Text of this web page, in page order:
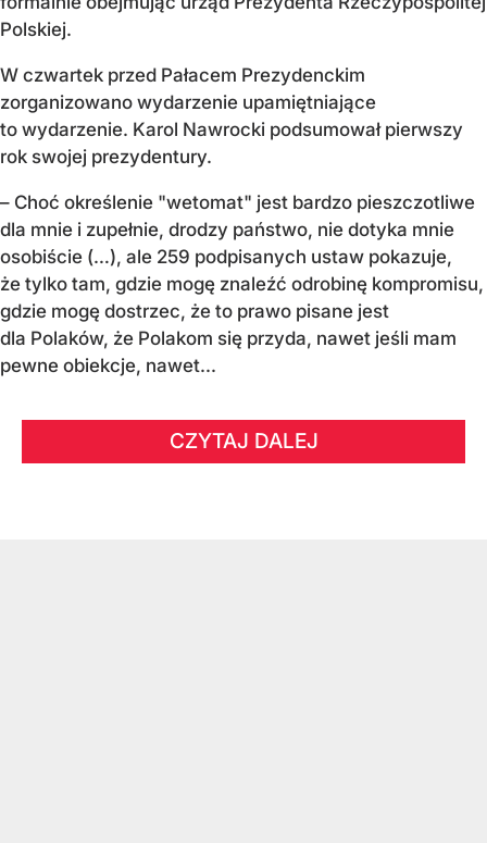
Polskiej.
W czwartek przed Pałacem Prezydenckim
zorganizowano wydarzenie upamiętniające
to wydarzenie. Karol Nawrocki podsumował pierwszy
rok swojej prezydentury.
– Choć określenie "wetomat" jest bardzo pieszczotliwe
dla mnie i zupełnie, drodzy państwo, nie dotyka mnie
osobiście (…), ale 259 podpisanych ustaw pokazuje,
że tylko tam, gdzie mogę znaleźć odrobinę kompromisu,
gdzie mogę dostrzec, że to prawo pisane jest
dla Polaków, że Polakom się przyda, nawet jeśli mam
pewne obiekcje, nawet...
CZYTAJ DALEJ